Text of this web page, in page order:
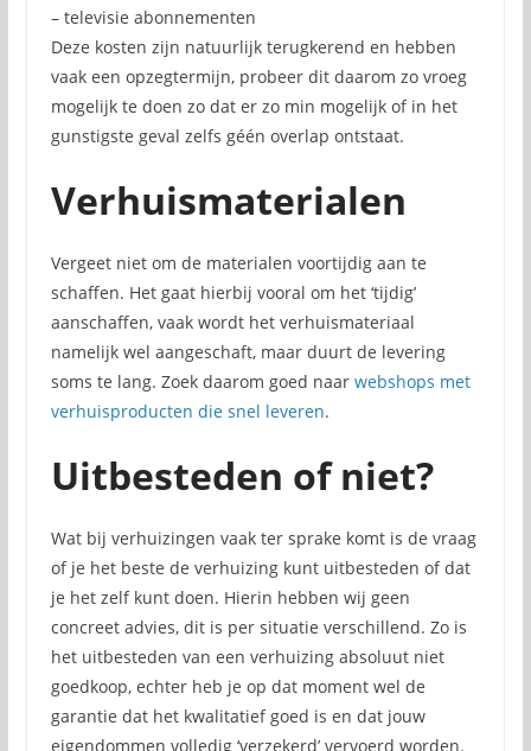
– televisie abonnementen
Deze kosten zijn natuurlijk terugkerend en hebben
vaak een opzegtermijn, probeer dit daarom zo vroeg
mogelijk te doen zo dat er zo min mogelijk of in het
gunstigste geval zelfs géén overlap ontstaat.
Verhuismaterialen
Vergeet niet om de materialen voortijdig aan te
schaffen. Het gaat hierbij vooral om het ‘tijdig’
aanschaffen, vaak wordt het verhuismateriaal
namelijk wel aangeschaft, maar duurt de levering
soms te lang. Zoek daarom goed naar webshops met
verhuisproducten die snel leveren.
Uitbesteden of niet?
Wat bij verhuizingen vaak ter sprake komt is de vraag
of je het beste de verhuizing kunt uitbesteden of dat
je het zelf kunt doen. Hierin hebben wij geen
concreet advies, dit is per situatie verschillend. Zo is
het uitbesteden van een verhuizing absoluut niet
goedkoop, echter heb je op dat moment wel de
garantie dat het kwalitatief goed is en dat jouw
eigendommen volledig ‘verzekerd’ vervoerd worden.